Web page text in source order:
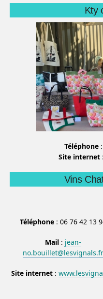
Kty
Téléphone:
Site internet :
Vins
Téléphone : 06 76 42 13
Mail : jean-
no.bouillet@lesvignals.fr
Site internet: